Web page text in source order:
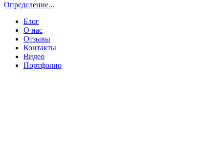
Определение...
Блог
О нас
Отзывы
Контакты
Видео
Портфолио